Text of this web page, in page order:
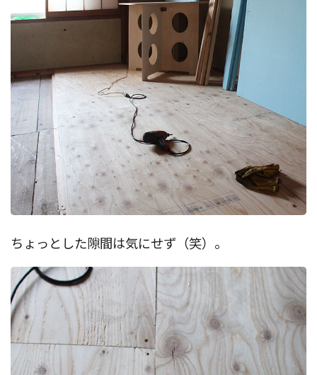
ちょっとした隙間は気にせず（笑）。